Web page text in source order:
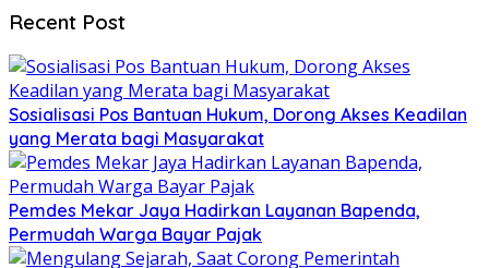
Recent Post
Sosialisasi Pos Bantuan Hukum, Dorong Akses Keadilan
yang Merata bagi Masyarakat
Pemdes Mekar Jaya Hadirkan Layanan Bapenda,
Permudah Warga Bayar Pajak